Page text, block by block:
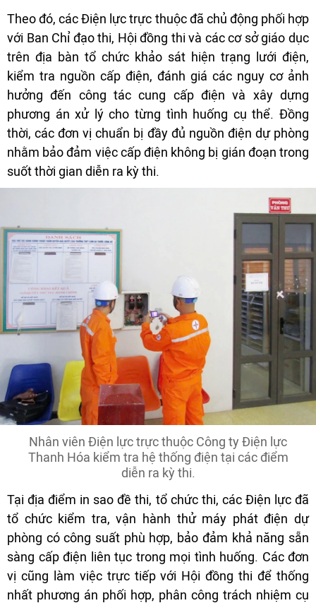
Theo đó, các Điện lực trực thuộc đã chủ động phối hợp
với Ban Chỉ đạo thi, Hội đồng thi và các cơ sở giáo dục
trên địa bàn tổ chức khảo sát hiện trạng lưới điện,
kiểm tra nguồn cấp điện, đánh giá các nguy cơ ảnh
hưởng đến công tác cung cấp điện và xây dựng
phương án xử lý cho từng tình huống cụ thể. Đồng
thời, các đơn vị chuẩn bị đầy đủ nguồn điện dự phòng
nhằm bảo đảm việc cấp điện không bị gián đoạn trong
suốt thời gian diễn ra kỳ thi.
Nhân viên Điện lực trực thuộc Công ty Điện lực
Thanh Hóa kiểm tra hệ thống điện tại các điểm
diễn ra kỳ thi.
Tại địa điểm in sao đề thi, tổ chức thi, các Điện lực đã
tổ chức kiểm tra, vận hành thử máy phát điện dự
phòng có công suất phù hợp, bảo đảm khả năng sẵn
sàng cấp điện liên tục trong mọi tình huống. Các đơn
vị cũng làm việc trực tiếp với Hội đồng thi để thống
nhất phương án phối hợp, phân công trách nhiệm cụ